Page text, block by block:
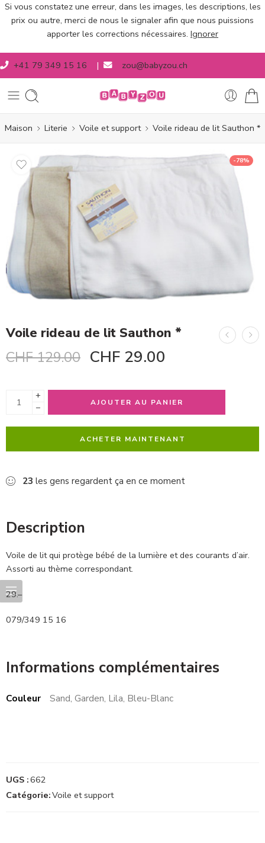
Si vous constatez une erreur, dans les images, les descriptions, les
prix ou autre, merci de nous le signaler afin que nous puissions
apporter les corrections nécessaires. Ignorer
+41 79 349 15 16 | zou@babyzou.ch
Maison Literie Voile et support Voile rideau de lit Sauthon *
-78%
Voile rideau de lit Sauthon *
CHF129.00 CHF 29.00
+
−
AJOUTER AU PANIER
ACHETER MAINTENANT
23 les gens regardent ça en ce moment
Description
Voile de lit qui protège bébé de la lumière et des courants d’air.
Assorti au thème correspondant.
29.–
079/349 15 16
Informations complémentaires
Couleur Sand, Garden, Lila, Bleu-Blanc
UGS :662
Catégorie:Voile et support